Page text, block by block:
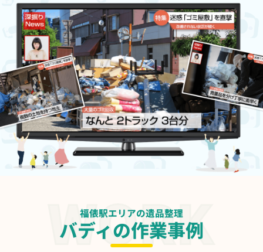
福俵駅エリアの遺品整理
バディの作業事例